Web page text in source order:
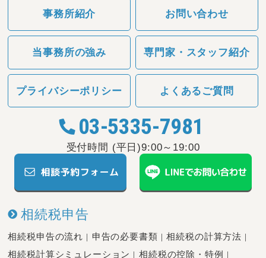
事務所紹介 お問い合わせ
当事務所の強み 専門家・スタッフ紹介
プライバシーポリシー よくあるご質問
03-5335-7981
受付時間 (平日)9:00～19:00
相続税申告
相続税申告の流れ 申告の必要書類
相続税の計算方法
相続税計算シミュレーション
相続税の控除・特例